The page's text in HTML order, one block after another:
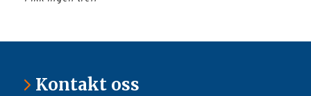
Kontakt oss